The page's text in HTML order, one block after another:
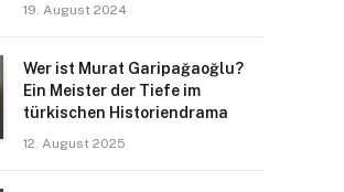
19. August 2024
Wer ist Murat Garipağaoğlu?
Ein Meister der Tiefe im
türkischen Historiendrama​
12. August 2025